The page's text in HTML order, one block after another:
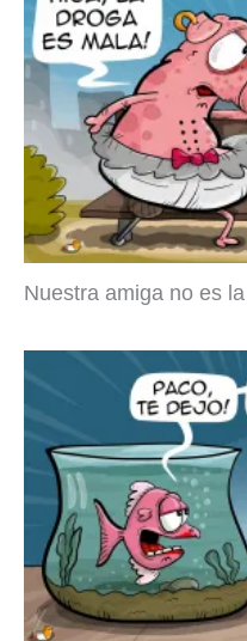
Nuestra amiga no es